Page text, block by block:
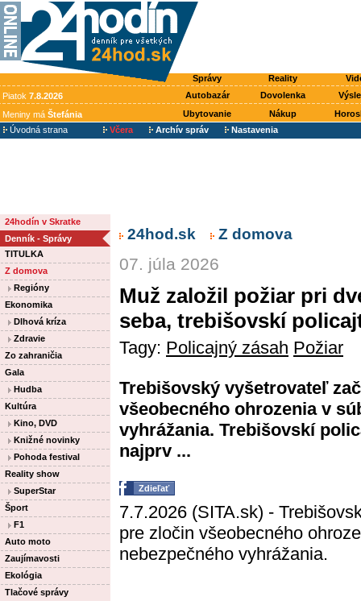
Správy Reality
Piatok 7.8.2026 Autobazár Dovolenka
Meniny má Štefánia Ubytovanie Nákup
Úvodná strana
Včera Archív správ Nastavenia
24hodín v Skratke
Denník - Správy
TITULKA
Z domova
Regióny
Ekonomika
Dlhová kríza
Zdravie
Zo zahraničia
Gala
Hudba
Kultúra
Kino, DVD
Knižné novinky
Pohoda festival
Reality show
SuperStar
Šport
F1
Auto moto
Zaujímavosti
Ekológia
Tlačové správy
24hod.sk Z domova
07. júla 2026
Muž založil požiar pri
seba, trebišovskí
Tagy: Policajný zásah Požiar
Trebišovský vyšetrovateľ
všeobecného ohrozenia v
vyhrážania. Trebišovskí
najprv ...
Zdieľať
7.7.2026 (SITA.sk) -
pre zločin všeobecného
nebezpečného vyhrážania.